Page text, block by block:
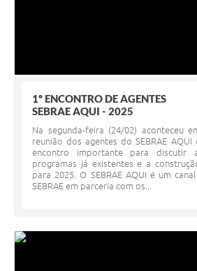
1º ENCONTRO DE AGENTES
SEBRAE AQUI - 2025
Na segunda-feira (24/02) aconteceu
reunião dos agentes do SEBRAE
encontro importante para discutir
programas já existentes e a
para 2025. O SEBRAE AQUI é um
SEBRAE em parceria com os...